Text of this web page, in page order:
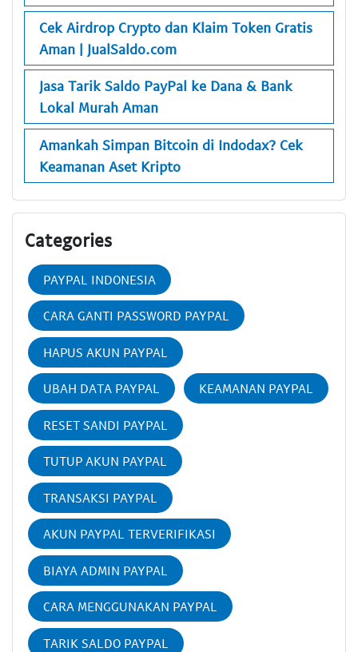
Cek Airdrop Crypto dan Klaim Token Gratis
Aman | JualSaldo.com
Jasa Tarik Saldo PayPal ke Dana & Bank
Lokal Murah Aman
Amankah Simpan Bitcoin di Indodax? Cek
Keamanan Aset Kripto
Categories
PAYPAL INDONESIA
CARA GANTI PASSWORD PAYPAL
HAPUS AKUN PAYPAL
UBAH DATA PAYPAL KEAMANAN PAYPAL
RESET SANDI PAYPAL
TUTUP AKUN PAYPAL
TRANSAKSI PAYPAL
AKUN PAYPAL TERVERIFIKASI
BIAYA ADMIN PAYPAL
CARA MENGGUNAKAN PAYPAL
TARIK SALDO PAYPAL